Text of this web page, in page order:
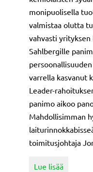
monipuolisella
valmistaa olutta
vahvasti yrityksen
Sahlbergille
varrella kasvanut
Leader-
panimo aikoo
Mahdollisimman
toimitusjohtaja
Lue lisääabout